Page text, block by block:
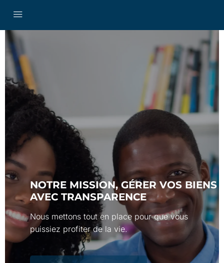
NOTRE MISSION, GÉRER VOS BIENS
AVEC TRANSPARENCE
Nous mettons tout en place pour que vous
puissiez profiter de la vie.